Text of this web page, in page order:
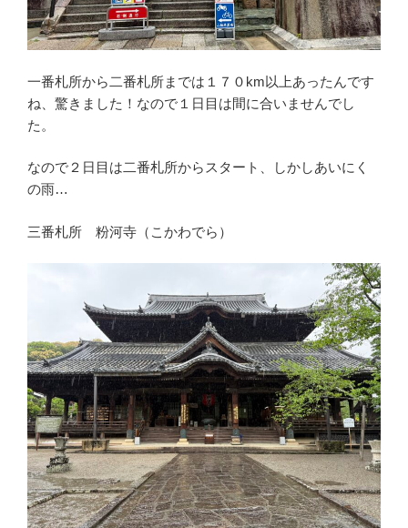
一番札所から二番札所までは１７０km以上あったんです
ね、驚きました！なので１日目は間に合いませんでし
た。
なので２日目は二番札所からスタート、しかしあいにく
の雨…
三番札所 粉河寺（こかわでら）